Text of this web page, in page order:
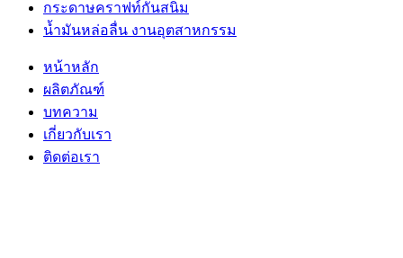
กระดาษคราฟท์กันสนิม
น้ำมันหล่อลื่น งานอุตสาหกรรม
หน้าหลัก
ผลิตภัณฑ์
บทความ
เกี่ยวกับเรา
ติดต่อเรา